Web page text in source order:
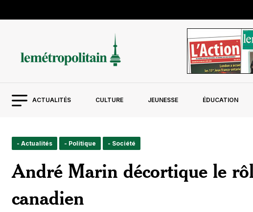
ACTUALITÉS CULTURE JEUNESSE ÉDUCATION
- Actualités - Politique - Société
André Marin décortique le
canadien